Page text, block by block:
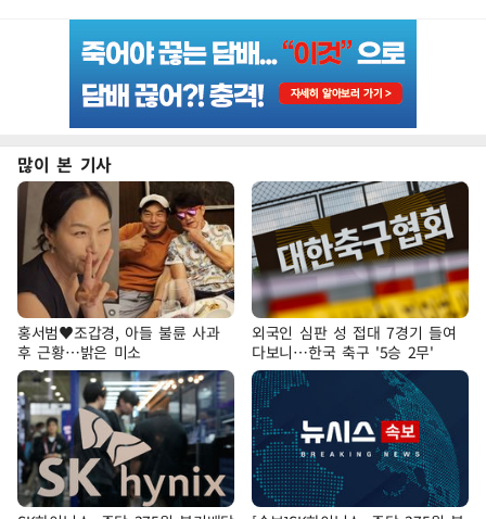
많이 본 기사
홍서범♥조갑경, 아들 불륜 사과
후 근황…밝은 미소
외국인 심판 성 접대 7경기 들여
다보니…한국 축구 '5승 2무'